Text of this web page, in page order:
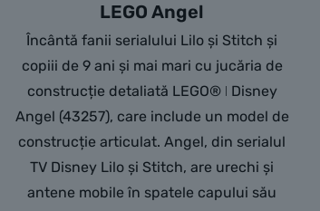
LEGO Angel
Încântă fanii serialului Lilo și Stitch și
copiii de 9 ani și mai mari cu jucăria de
construcție detaliată LEGO® ǀ Disney
Angel (43257), care include un model de
construcție articulat. Angel, din serialul
TV Disney Lilo și Stitch, are urechi și
antene mobile în spatele capului său